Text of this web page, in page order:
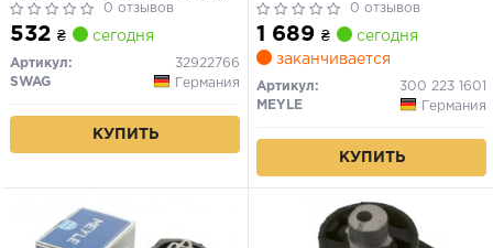
коробка передач, Подвеска,
ступенчатая коробка
передач
0 отзывов
532 ₴ сегодня
Артикул:
32922766
SWAG
Германия
КУПИТЬ
0 отзывов
1 689 ₴
сегодня
заканчивается
Артикул:
300 223 1601
MEYLE
Германия
КУПИТЬ